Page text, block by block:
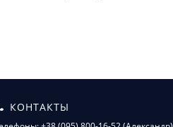
КОНТАКТЫ